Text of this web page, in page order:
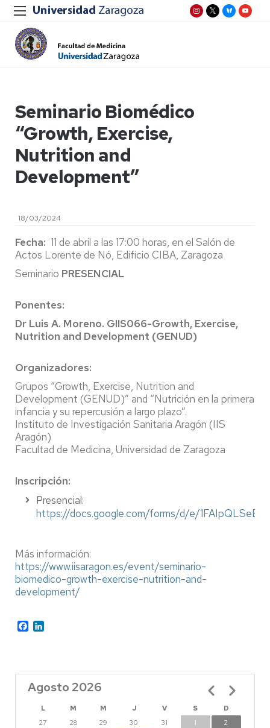
Seminario Biomédico
“Growth, Exercise,
Nutrition and
Development”
18/03/2024
Fecha: 11 de abril a las 17:00 horas, en el Salón de
Actos Lorente de Nó, Edificio CIBA, Zaragoza
Seminario PRESENCIAL
Ponentes:
Dr Luis A. Moreno. GIIS066-Growth, Exercise,
Nutrition and Development (GENUD)
Organizadores:
Grupos “Growth, Exercise, Nutrition and
Development (GENUD)” and “Nutrición en la primera
infancia y su repercusión a largo plazo”.
Instituto de Investigación Sanitaria Aragón (IIS
Aragón)
Facultad de Medicina, Universidad de Zaragoza
Inscripción:
Presencial:
https://docs.google.com/forms/d/e/
Más información:
https://www.iisaragon.es/event/seminario-
biomedico-growth-exercise-nutrition-and-
development/
Facebook
Agosto 2026
L M M J V S
D
27
28 29 30 31 1
2
Paginación